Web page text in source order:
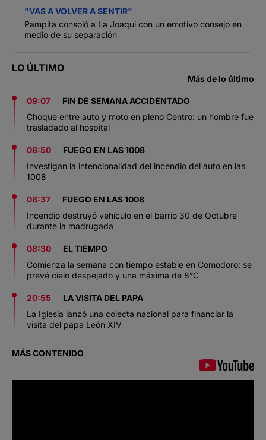
"VAS A VOLVER A SENTIR"
Pampita consoló a La Joaqui con un emotivo consejo en
medio de su separación
LO ÚLTIMO
Más de lo último
09:07
FIN DE SEMANA ACCIDENTADO
Choque entre auto y moto en pleno Centro: un hombre fue
trasladado al hospital
08:50
FUEGO EN LAS 1008
Investigan la intencionalidad del incendio del auto en las
1008
08:37
FUEGO EN LAS 1008
Incendio destruyó vehículo en el barrio 30 de Octubre
durante la madrugada
08:30
EL TIEMPO
Comienza la semana con tiempo estable en Comodoro: se
prevé cielo despejado y una máxima de 8°C
20:55
LA VISITA DEL PAPA
La Iglesia lanzó una colecta nacional para financiar la
visita del papa León XIV
MÁS CONTENIDO